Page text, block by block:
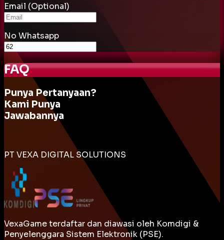
Email (Optional)
No Whatsapp
FAQ
Punya Pertanyaan?
Kami Punya
Jawabannya
PT VEXA DIGITAL SOLUTIONS
VexaGame terdaftar dan diawasi oleh Komdigi &
Penyelenggara Sistem Elektronik (PSE).